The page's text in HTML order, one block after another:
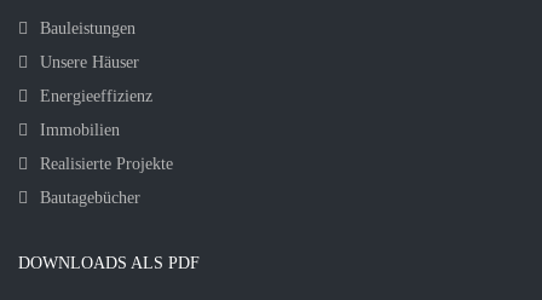
Bauleistungen
Unsere Häuser
Energieeffizienz
Immobilien
Realisierte Projekte
Bautagebücher
DOWNLOADS ALS PDF